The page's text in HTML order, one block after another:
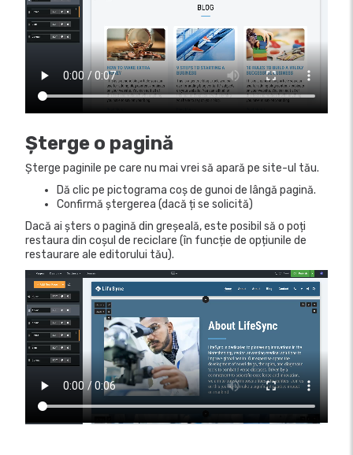
Șterge o pagină
Șterge paginile pe care nu mai vrei să apară pe site-ul tău.
Dă clic pe pictograma coș de gunoi de lângă pagină.
Confirmă ștergerea (dacă ți se solicită)
Dacă ai șters o pagină din greșeală, este posibil să o poți
restaura din coșul de reciclare (în funcție de opțiunile de
restaurare ale editorului tău).